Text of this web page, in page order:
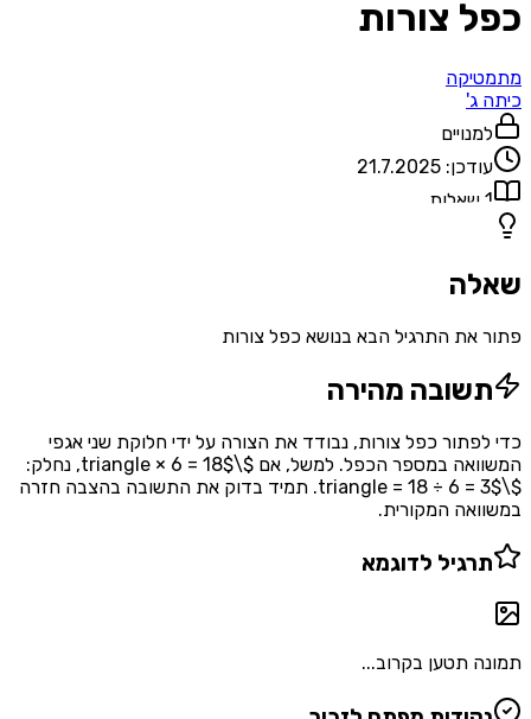
כפל צורות
מתמטיקה
כיתה ג'
למנויים
עודכן: 21.7.2025
1 שאלות
שאלה
פתור את התרגיל הבא בנושא כפל צורות
תשובה מהירה
כדי לפתור כפל צורות, נבודד את הצורה על ידי חלוקת שני אגפי
המשוואה במספר הכפל. למשל, אם $\triangle × 6 = 18$, נחלק:
$\triangle = 18 ÷ 6 = 3$. תמיד בדוק את התשובה בהצבה חזרה
במשוואה המקורית.
תרגיל לדוגמא
תמונה תטען בקרוב...